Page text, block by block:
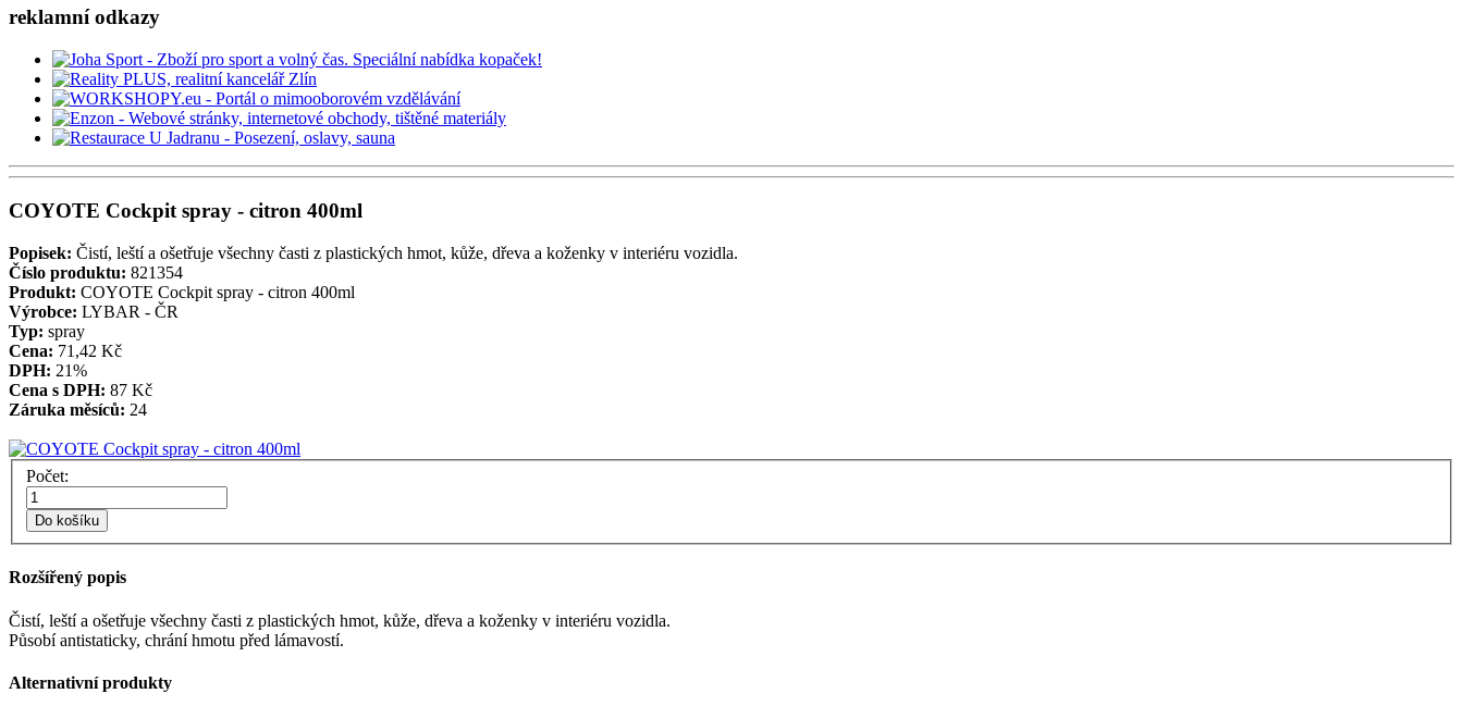
reklamní odkazy
COYOTE Cockpit spray - citron 400ml
Popisek: Čistí, leští a ošetřuje všechny časti z plastických hmot, kůže, dřeva a koženky v interiéru vozidla.
Číslo produktu: 821354
Produkt: COYOTE Cockpit spray - citron 400ml
Výrobce: LYBAR - ČR
Typ: spray
Cena: 71,42 Kč
DPH: 21%
Cena s DPH: 87 Kč
Záruka měsíců: 24
Počet:
Do košíku
Rozšířený popis
Čistí, leští a ošetřuje všechny časti z plastických hmot, kůže, dřeva a koženky v interiéru vozidla.
Působí antistaticky, chrání hmotu před lámavostí.
Alternativní produkty